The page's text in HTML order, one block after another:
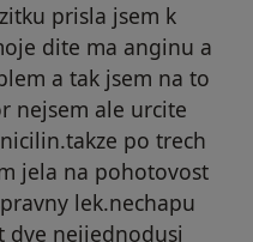
prisla jsem k
dite ma anginu a
a tak jsem na to
nejsem ale urcite
po trech
jela na pohotovost
lek.nechapu
dve nejjednodusi